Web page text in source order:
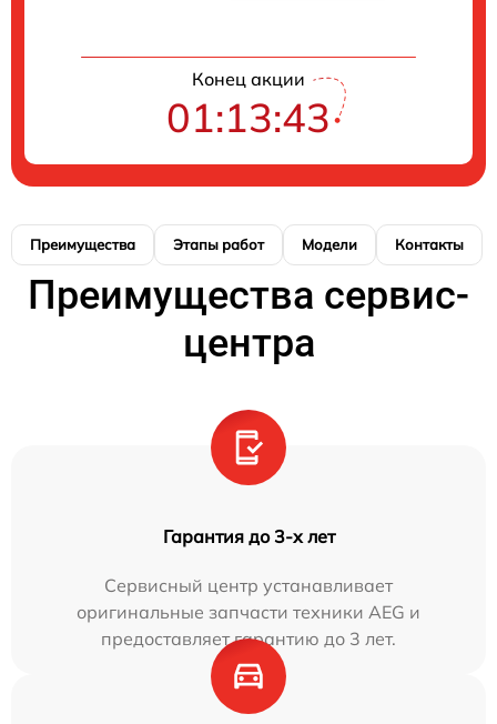
Конец акции
01:13:42
Преимущества Этапы работ Модели Контакты
Преимущества сервис-
центра
Гарантия до 3-х лет
Сервисный центр устанавливает
оригинальные запчасти техники AEG и
предоставляет гарантию до 3 лет.